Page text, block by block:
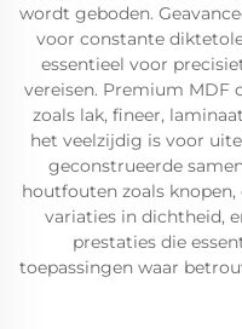
wordt geboden.
voor constante
essentieel voor
vereisen. Premium MDF
zoals lak, fineer,
het veelzijdig is voor
geconstrueerde
houtfouten zoals
variaties in dichtheid,
prestaties die
toepassingen waar